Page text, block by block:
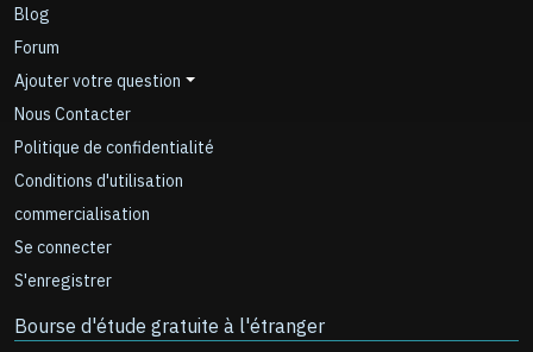
Blog
Forum
Ajouter votre question
Nous Contacter
Politique de confidentialité
Conditions d'utilisation
commercialisation
Se connecter
S'enregistrer
Bourse d'étude gratuite à l'étranger